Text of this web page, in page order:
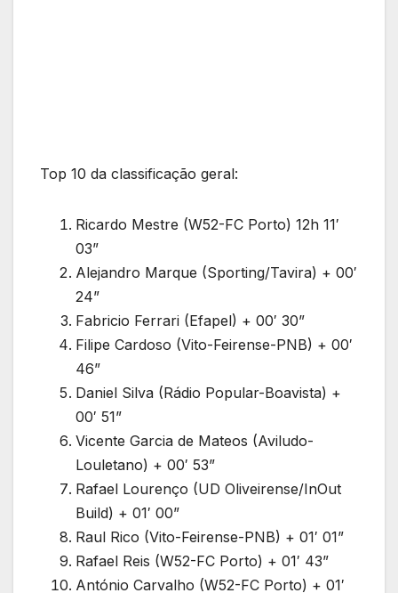
Top 10 da classificação geral:
Ricardo Mestre (W52-FC Porto) 12h 11′
03”
Alejandro Marque (Sporting/Tavira) + 00′
24”
Fabricio Ferrari (Efapel) + 00′ 30”
Filipe Cardoso (Vito-Feirense-PNB) + 00′
46”
Daniel Silva (Rádio Popular-Boavista) +
00′ 51”
Vicente Garcia de Mateos (Aviludo-
Louletano) + 00′ 53”
Rafael Lourenço (UD Oliveirense/InOut
Build) + 01′ 00”
Raul Rico (Vito-Feirense-PNB) + 01′ 01”
Rafael Reis (W52-FC Porto) + 01′ 43”
António Carvalho (W52-FC Porto) + 01′